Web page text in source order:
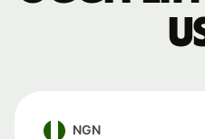
NGN